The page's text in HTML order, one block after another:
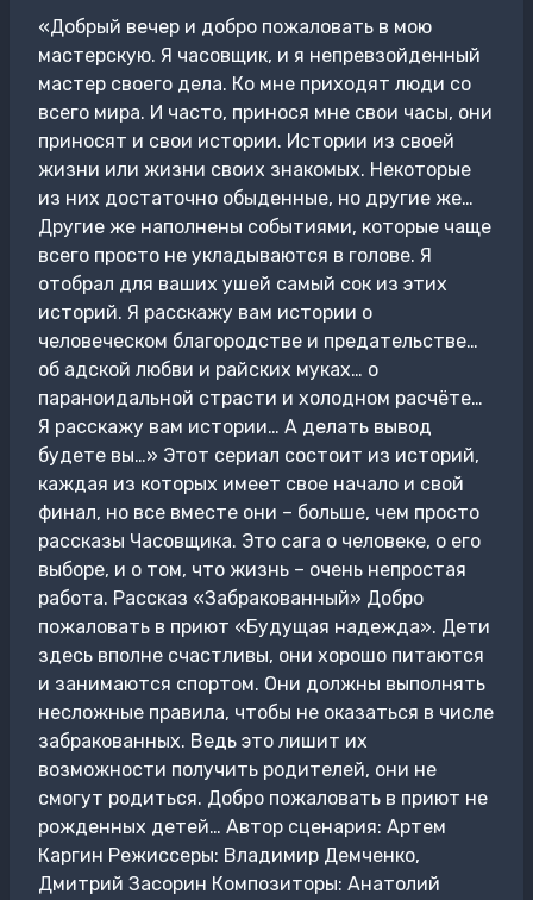
«Добрый вечер и добро пожаловать в мою
мастерскую. Я часовщик, и я непревзойденный
мастер своего дела. Ко мне приходят люди со
всего мира. И часто, принося мне свои часы, они
приносят и свои истории. Истории из своей
жизни или жизни своих знакомых. Некоторые
из них достаточно обыденные, но другие же…
Другие же наполнены событиями, которые чаще
всего просто не укладываются в голове. Я
отобрал для ваших ушей самый сок из этих
историй. Я расскажу вам истории о
человеческом благородстве и предательстве…
об адской любви и райских муках… о
параноидальной страсти и холодном расчёте…
Я расскажу вам истории… А делать вывод
будете вы…» Этот сериал состоит из историй,
каждая из которых имеет свое начало и свой
финал, но все вместе они – больше, чем просто
рассказы Часовщика. Это сага о человеке, о его
выборе, и о том, что жизнь – очень непростая
работа. Рассказ «Забракованный» Добро
пожаловать в приют «Будущая надежда». Дети
здесь вполне счастливы, они хорошо питаются
и занимаются спортом. Они должны выполнять
несложные правила, чтобы не оказаться в числе
забракованных. Ведь это лишит их
возможности получить родителей, они не
смогут родиться. Добро пожаловать в приют не
рожденных детей… Автор сценария: Артем
Каргин Режиссеры: Владимир Демченко,
Дмитрий Засорин Композиторы: Анатолий